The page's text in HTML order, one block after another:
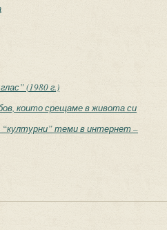
(1980 г.)
които срещаме в живота си
теми в интернет –